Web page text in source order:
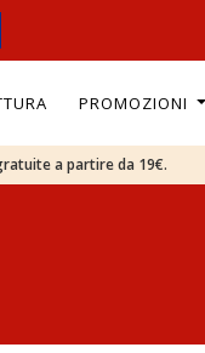
PROMOZIONI
a partire da 19€.